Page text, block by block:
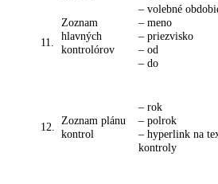
11.
Zoznam
hlavných
kontrolórov
– volebné
– meno
– priezvisko
– od
– do
12. Zoznam plánu
kontrol
– rok
– polrok
– hyperlink na
kontroly